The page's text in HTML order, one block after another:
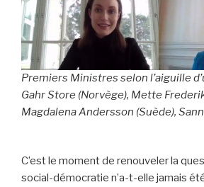
Premiers Ministres selon l’aiguille
Gahr Store (Norvège), Mette
Magdalena Andersson (Suède),
C’est le moment de renouveler la
social-démocratie n’a-t-elle jamais